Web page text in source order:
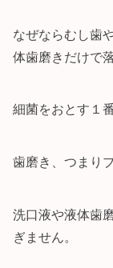
なぜならむし歯
体歯磨きだけで
細菌をおとす１
歯磨き、つまり
洗口液や液体歯
ぎません。